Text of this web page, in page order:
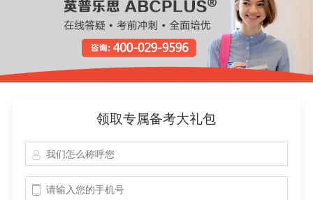
领取专属备考大礼包